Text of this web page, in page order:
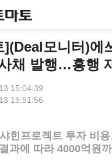
모니터)에
채 발행…흥행
15:04:39
15:51:56
힌프로젝트 투자 비
과에 따라 4000억원